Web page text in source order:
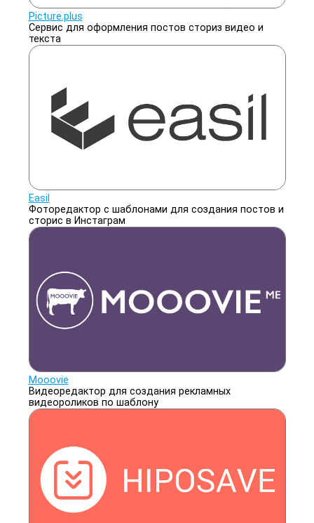
Picture.plus
Сервис для оформления постов сториз видео и
текста
Easil
Фоторедактор с шаблонами для создания постов и
сторис в Инстаграм
Mooovie
Видеоредактор для создания рекламных
видеороликов по шаблону